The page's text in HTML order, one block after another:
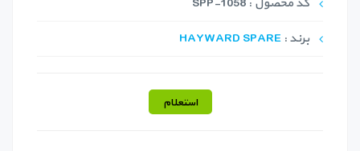
برند : HAYWARD SPARE
استعلام